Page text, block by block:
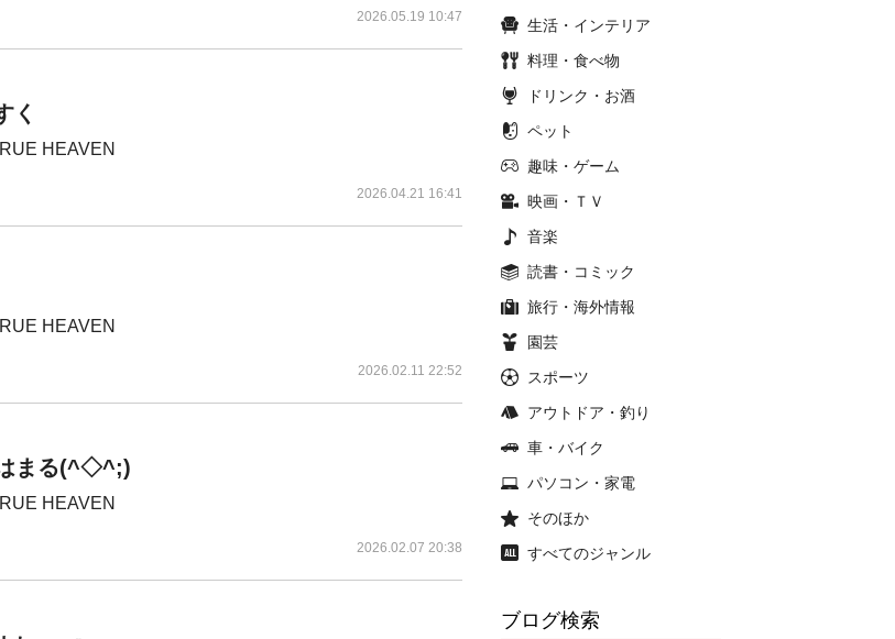
2026.05.19 10:47
く
HEAVEN
2026.04.21 16:41
HEAVEN
2026.02.11 22:52
まる(^◇^;)
HEAVEN
2026.02.07 20:38
生活・インテリア
料理・食べ物
ドリンク・お酒
ペット
趣味・ゲーム
映画・ＴＶ
音楽
読書・コミック
旅行・海外情報
園芸
スポーツ
アウトドア・釣り
車・バイク
パソコン・家電
そのほか
すべてのジャンル
ブログ検索